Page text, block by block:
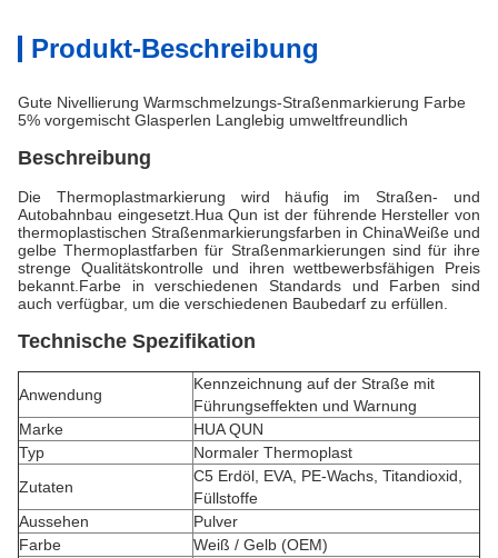
Produkt-Beschreibung
Gute Nivellierung Warmschmelzungs-Straßenmarkierung Farbe
5% vorgemischt Glasperlen Langlebig umweltfreundlich
Beschreibung
Die Thermoplastmarkierung wird häufig im Straßen- und
Autobahnbau eingesetzt.Hua Qun ist der führende Hersteller von
thermoplastischen Straßenmarkierungsfarben in ChinaWeiße und
gelbe Thermoplastfarben für Straßenmarkierungen sind für ihre
strenge Qualitätskontrolle und ihren wettbewerbsfähigen Preis
bekannt.Farbe in verschiedenen Standards und Farben sind
auch verfügbar, um die verschiedenen Baubedarf zu erfüllen.
Technische Spezifikation
Anwendung
Kennzeichnung auf der Straße mit
Führungseffekten und Warnung
Marke
HUA QUN
Typ
Normaler Thermoplast
Zutaten
C5 Erdöl, EVA, PE-Wachs, Titandioxid,
Füllstoffe
Aussehen
Pulver
Farbe
Weiß / Gelb (OEM)